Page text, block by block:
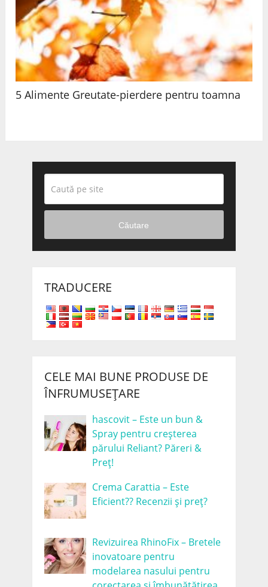
5 Alimente Greutate-pierdere pentru toamna
Căutare
TRADUCERE
CELE MAI BUNE PRODUSE DE
ÎNFRUMUSEȚARE
hascovit – Este un bun &
Spray pentru creșterea
părului Reliant? Păreri &
Preț!
Crema Carattia – Este
Eficient?? Recenzii și preț?
Revizuirea RhinoFix – Bretele
inovatoare pentru
modelarea nasului pentru